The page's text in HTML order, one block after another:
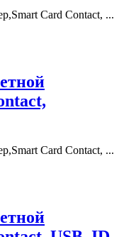
Card Contact, ...
Card Contact, ...